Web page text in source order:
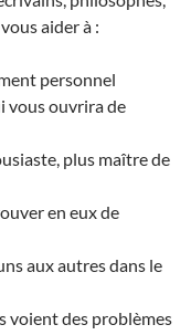
aider à :
personnel
vous ouvrira de
plus maître de
en eux de
aux autres dans le
voient des problèmes